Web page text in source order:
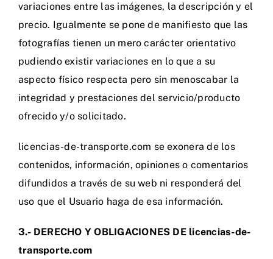
variaciones entre las imágenes, la descripción y el
precio. Igualmente se pone de manifiesto que las
fotografías tienen un mero carácter orientativo
pudiendo existir variaciones en lo que a su
aspecto físico respecta pero sin menoscabar la
integridad y prestaciones del servicio/producto
ofrecido y/o solicitado.
licencias-de-transporte.com se exonera de los
contenidos, información, opiniones o comentarios
difundidos a través de su web ni responderá del
uso que el Usuario haga de esa información.
3.- DERECHO Y OBLIGACIONES DE licencias-de-
transporte.com